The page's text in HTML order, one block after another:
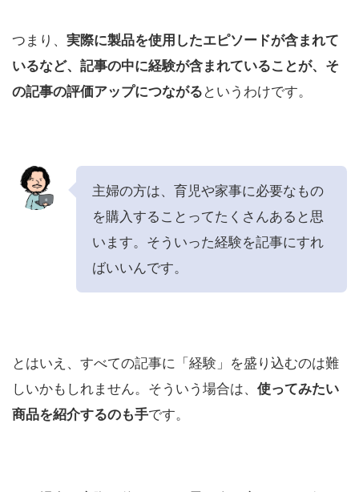
つまり、 実際に製品を使用したエピソードが含まれて
いるなど、記事の中に経験が含まれていることが、そ
の記事の評価アップにつながる というわけです。
主婦の方は、育児や家事に必要なもの
を購入することってたくさんあると思
います。そういった経験を記事にすれ
ばいいんです。
とはいえ、すべての記事に「経験」を盛り込むのは難
しいかもしれません。そういう場合は、 使ってみたい
商品を紹介するのも手です。